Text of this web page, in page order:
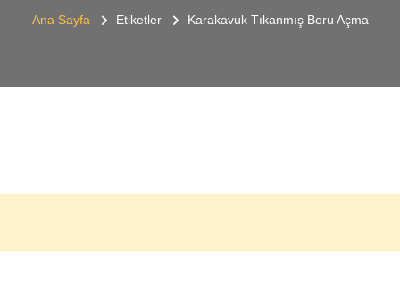
Ana Sayfa Etiketler Karakavuk Tıkanmış Boru Açma